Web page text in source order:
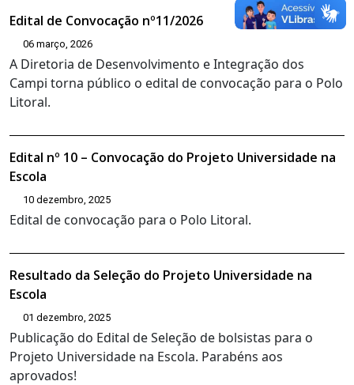
Edital de Convocação nº11/2026
06 março, 2026
A Diretoria de Desenvolvimento e Integração dos
Campi torna público o edital de convocação para o Polo
Litoral.
Edital nº 10 – Convocação do Projeto Universidade na
Escola
10 dezembro, 2025
Edital de convocação para o Polo Litoral.
Resultado da Seleção do Projeto Universidade na
Escola
01 dezembro, 2025
Publicação do Edital de Seleção de bolsistas para o
Projeto Universidade na Escola. Parabéns aos
aprovados!